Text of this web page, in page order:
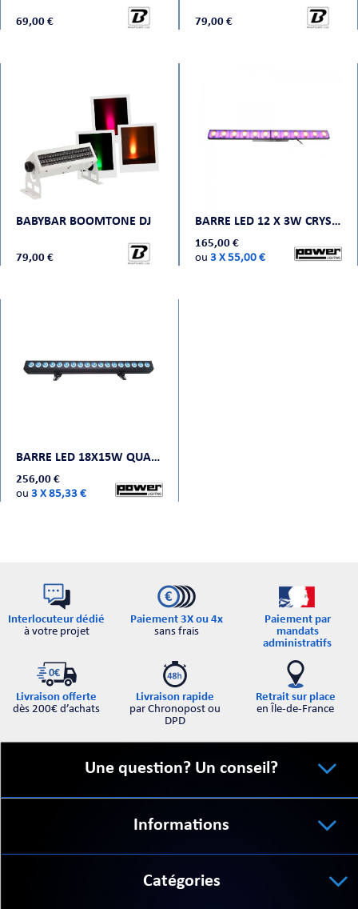
69,00 € 79,00 €
BABYBAR BOOMTONE DJ
79,00 €
BARRE LED 12 X 3W CRYSTAL GOLD POWER LIGHTING
165,00 €
ou 3 X 55,00 €
BARRE LED 18X15W QUAD POWER LIGHTING
256,00 €
ou 3 X 85,33 €
Interlocuteur dédié
à votre projet
Paiement 3X ou 4x
sans frais
Paiement par
mandats
administratifs
Livraison offerte
dès 200€ d’achats
Livraison rapide
par Chronopost ou
DPD
Retrait sur place
en Île-de-France
Une question? Un conseil?
Informations
Catégories